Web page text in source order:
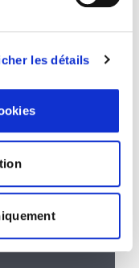
les détails
quels sont les
d’affaires et